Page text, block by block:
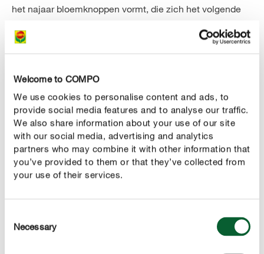
Welcome to COMPO
We use cookies to personalise content and ads, to
provide social media features and to analyse our traffic.
We also share information about your use of our site
with our social media, advertising and analytics
partners who may combine it with other information that
you’ve provided to them or that they’ve collected from
your use of their services.
Selection
Necessary
het najaar bloemknoppen vormt, die zich het volgende
worden bemest. Door je aardbeiplanten na de
het volgende jaar - daarentegen heeft een
bemestingsbeurt in het voorjaar niet veel effect.
Doordragende aardbeiplanten bemesten
Dit type aardbeien schenkt je meerdere maanden
heerlijk zoete vruchten. Om hiervoor voldoende energie
te hebben, hebben ze een regelmatige toevoer van
moet toepassen aan het begin van de vruchtvorming.